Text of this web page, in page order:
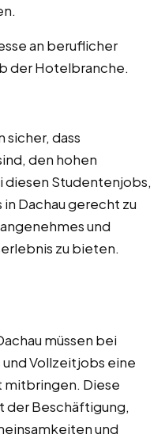
an beruflicher
der Hotelbranche.
sicher, dass
den hohen
diesen Studentenjobs,
Dachau gerecht zu
und
zu bieten.
müssen bei
Vollzeitjobs eine
mitbringen. Diese
der Beschäftigung,
und